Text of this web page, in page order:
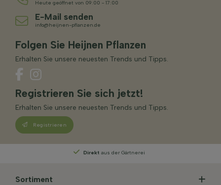
Heute geöffnet von 09:00 - 17:00
E-Mail senden
info@heijnen-pflanzen.de
Folgen Sie Heijnen Pflanzen
Erhalten Sie unsere neuesten Trends und Tipps.
Registrieren Sie sich jetzt!
Erhalten Sie unsere neuesten Trends und Tipps.
Registrieren
aus der Gärtnerei
Sortiment